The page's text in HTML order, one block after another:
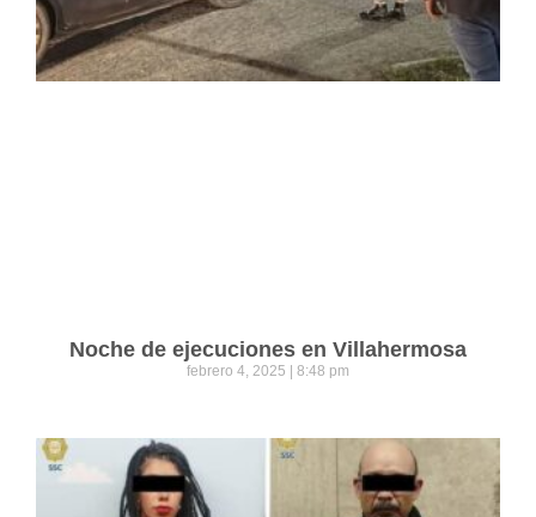
Noche de ejecuciones en Villahermosa
febrero 4, 2025 8:48 pm